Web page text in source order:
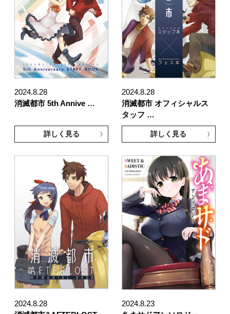
2024.8.28
消滅都市 5th Annive …
詳しく見る
2024.8.28
消滅都市 オフィシャルス
タッフ …
詳しく見る
2024.8.28
2024.8.23